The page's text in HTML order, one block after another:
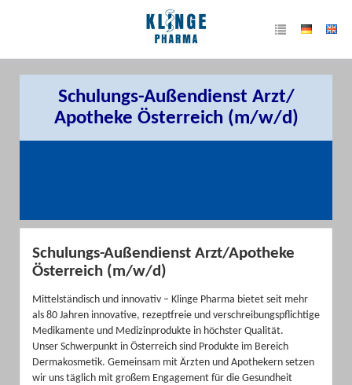
Schulungs-Außendienst Arzt/
Apotheke Österreich (m/w/d)
Schulungs-Außendienst Arzt/Apotheke
Österreich (m/w/d)
Mittelständisch und innovativ – Klinge Pharma bietet seit mehr
als 80 Jahren innovative, rezeptfreie und verschreibungspflichtige
Medikamente und Medizinprodukte in höchster Qualität.
Unser Schwerpunkt in Österreich sind Produkte im Bereich
Dermakosmetik. Gemeinsam mit Ärzten und Apothekern setzen
wir uns täglich mit großem Engagement für die Gesundheit